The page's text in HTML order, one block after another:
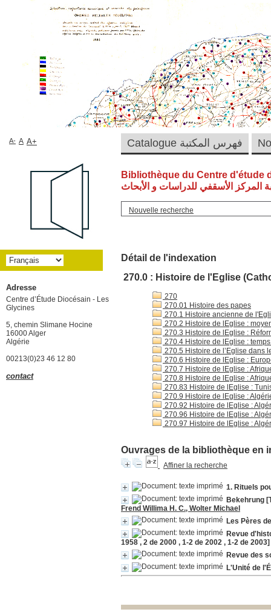
Bibliothèque du Centre d'étude
المركز الأسقفي للدراسات و الأبحاث
Nouvelle recherche
Détail de l'indexation
270.0 : Histoire de l'Eglise
270
270.01 Histoire des papes
270.1 Histoire ancienne de
270.2 Histoire de lEglise :
270.3 Histoire de lEglise :
270.4 Histoire de lEglise :
270.5 Histoire de l’Eglise dans
270.6 Histoire de lEglise :
270.7 Histoire de lEglise :
270.8 Histoire de lEglise :
270.83 Histoire de lEglise :
270.9 Histoire de lEglise :
270.92 Histoire de lEglise :
270.96 Histoire de lEglise :
270.97 Histoire de lEglise :
Ouvrages de la bibliothèque en
Affiner la recherche
1. Rituels
Bekehrung
Frend Willima H. C., Wolter Michael
Les Pères
Revue
1958 , 2 de 2000 , 1-2 de 2002 , 1-2 de 2003]
Revue des
L'Unité de
Catalogue فهرس المكتبة A- A A+
Adresse
Centre d’Étude Diocésain - Les
Glycines
5, chemin Slimane Hocine
16000 Alger
Algérie
00213(0)23 46 12 80
contact